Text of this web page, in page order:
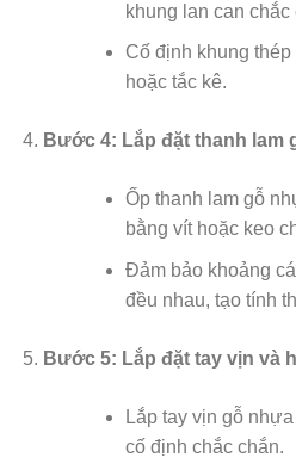
khung lan can chắc
Cố định khung
hoặc tắc kê.
Bước 4: Lắp đặt thanh lam
Ốp thanh lam gỗ
bằng vít hoặc keo
Đảm bảo khoảng
đều nhau, tạo tính
Bước 5: Lắp đặt tay vịn và
Lắp tay vịn gỗ
cố định chắc chắn.